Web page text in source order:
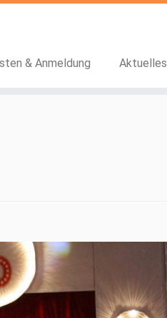
& Anmeldung Aktuelles